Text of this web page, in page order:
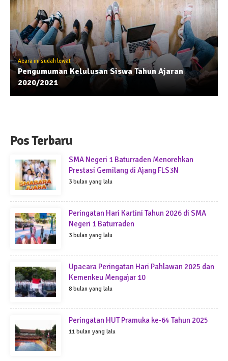
Acara ini sudah lewat
Pengumuman Kelulusan Siswa Tahun Ajaran
2020/2021
Pos Terbaru
SMA Negeri 1 Baturraden Menorehkan
Prestasi Gemilang di Ajang FLS3N
3 bulan yang lalu
Peringatan Hari Kartini Tahun 2026 di SMA
Negeri 1 Baturraden
3 bulan yang lalu
Upacara Peringatan Hari Pahlawan 2025 dan
Kemenkeu Mengajar 10
8 bulan yang lalu
Peringatan HUT Pramuka ke-64 Tahun 2025
11 bulan yang lalu